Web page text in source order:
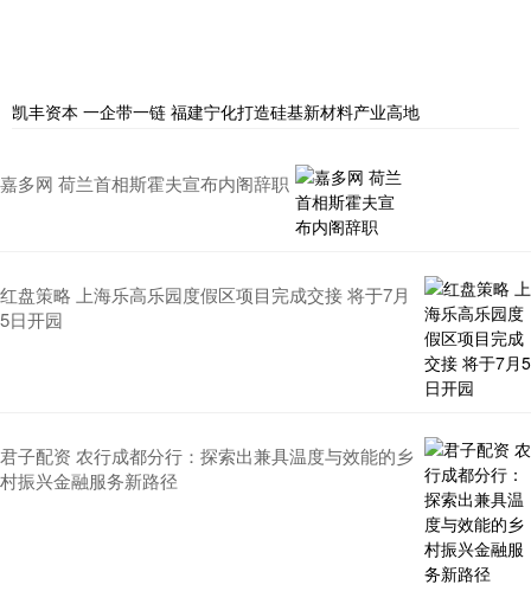
凯丰资本 一企带一链 福建宁化打造硅基新材料产业高地
嘉多网 荷兰首相斯霍夫宣布内阁辞职
红盘策略 上海乐高乐园度假区项目完成交接 将于7月
5日开园
君子配资 农行成都分行：探索出兼具温度与效能的乡
村振兴金融服务新路径